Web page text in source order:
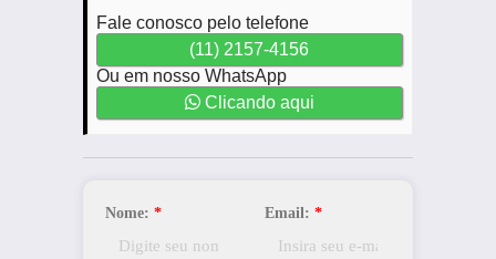
Fale conosco pelo telefone
(11) 2157-4156
Ou em nosso WhatsApp
Clicando aqui
Nome: * Email: *